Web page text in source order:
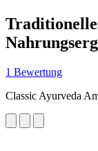
1 Bewertung
Classic Ayurveda